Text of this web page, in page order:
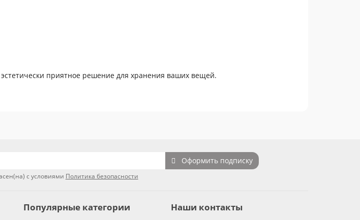
приятное решение для хранения ваших вещей.
Оформить подписку
с условиями Политика безопасности
Популярные категории Наши контакты